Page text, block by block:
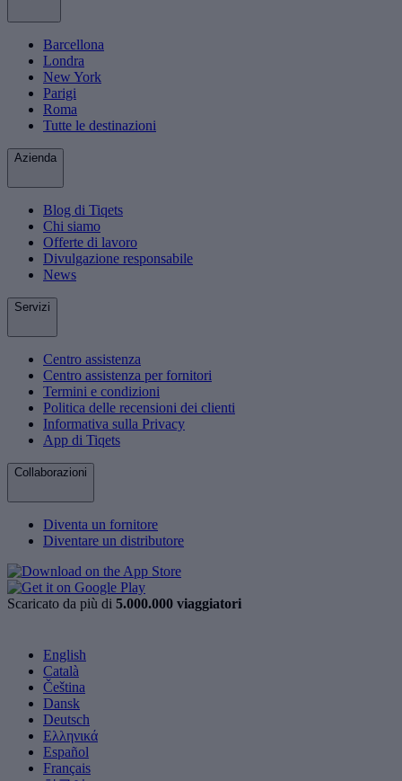
Barcellona
Londra
New York
Parigi
Roma
Tutte le destinazioni
Azienda
Blog di Tiqets
Chi siamo
Offerte di lavoro
Divulgazione responsabile
News
Servizi
Centro assistenza
Centro assistenza per fornitori
Termini e condizioni
Politica delle recensioni dei clienti
Informativa sulla Privacy
App di Tiqets
Collaborazioni
Diventa un fornitore
Diventare un distributore
Scaricato da più di 5.000.000 viaggiatori
English
Català
Čeština
Dansk
Deutsch
Ελληνικά
Español
Français